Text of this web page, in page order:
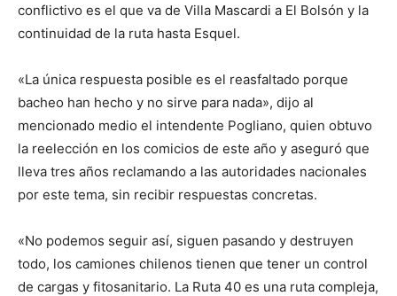
conflictivo es el que va de Villa Mascardi a El Bolsón y la
continuidad de la ruta hasta Esquel.
«La única respuesta posible es el reasfaltado porque
bacheo han hecho y no sirve para nada», dijo al
mencionado medio el intendente Pogliano, quien obtuvo
la reelección en los comicios de este año y aseguró que
lleva tres años reclamando a las autoridades nacionales
por este tema, sin recibir respuestas concretas.
«No podemos seguir así, siguen pasando y destruyen
todo, los camiones chilenos tienen que tener un control
de cargas y fitosanitario. La Ruta 40 es una ruta compleja,